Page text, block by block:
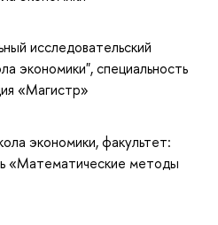
исследовательский
экономики", специальность
«Магистр»
экономики, факультет:
«Математические методы